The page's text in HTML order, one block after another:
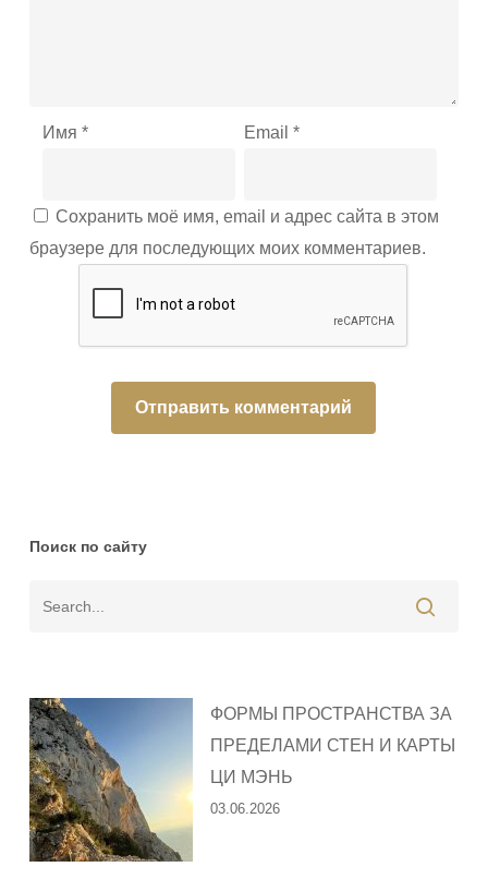
Имя * Email *
Сохранить моё имя, email и адрес сайта в этом
браузере для последующих моих комментариев.
Поиск по сайту
ФОРМЫ ПРОСТРАНСТВА ЗА
ПРЕДЕЛАМИ СТЕН И КАРТЫ
ЦИ МЭНЬ
03.06.2026